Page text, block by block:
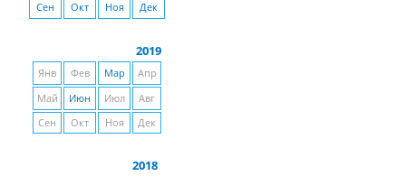
Сен
Окт Ноя Дек
2019
Янв Фев Мар
Апр
Май
Июн Июл
Авг
Сен
Окт Ноя Дек
2018